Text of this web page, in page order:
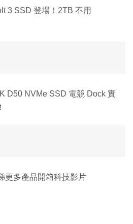
3 SSD 登場！2TB 不用
D50 NVMe SSD 電競 Dock 實
更多產品開箱科技影片